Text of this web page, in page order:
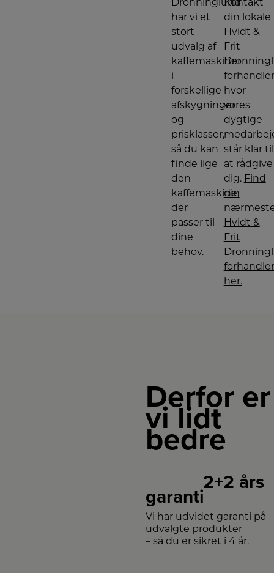
programmere
kaffebrygningen
op
til
timer
forvejen.
blot
forberede
maskinen
med
vand
og
kaffe
aftenen,
indstille
den,
vågne
op
til
en
perfekt
tempereret
velduftende
kaffe,
har vi et
stort
udvalg af
kaffemaskiner
i
forskellige
afskygninger
og
prisklasser,
så du kan
finde lige
den
kaffemaskine,
der
passer til
dine
behov.
din lokale
Hvidt &
Frit
hvor
vores
dygtige
står klar til
at rådgive
dig. Find
din
Hvidt &
Frit
forhandler
her.
Derfor er
vi lidt
bedre
2+2 års
garanti
Vi har udvidet garanti på
udvalgte produkter
– så du er sikret i 4 år.